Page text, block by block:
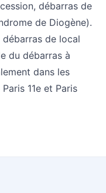
, débarras de
de Diogène).
débarras de local
du débarras à
dans les
Paris 11e et Paris